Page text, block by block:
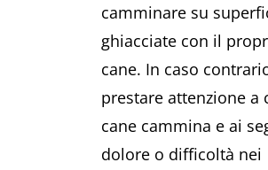
camminare su
ghiacciate con il
cane. In caso
prestare attenzione a
cane cammina e ai
dolore o difficoltà nei